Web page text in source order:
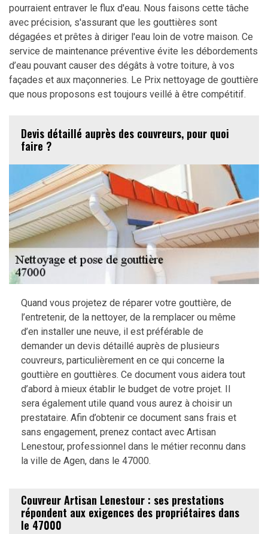
pourraient entraver le flux d'eau. Nous faisons cette tâche
avec précision, s'assurant que les gouttières sont
dégagées et prêtes à diriger l'eau loin de votre maison. Ce
service de maintenance préventive évite les débordements
d’eau pouvant causer des dégâts à votre toiture, à vos
façades et aux maçonneries. Le Prix nettoyage de gouttière
que nous proposons est toujours veillé à être compétitif.
Devis détaillé auprès des couvreurs, pour quoi
faire ?
Quand vous projetez de réparer votre gouttière, de
l’entretenir, de la nettoyer, de la remplacer ou même
d’en installer une neuve, il est préférable de
demander un devis détaillé auprès de plusieurs
couvreurs, particulièrement en ce qui concerne la
gouttière en gouttières. Ce document vous aidera tout
d’abord à mieux établir le budget de votre projet. Il
sera également utile quand vous aurez à choisir un
prestataire. Afin d’obtenir ce document sans frais et
sans engagement, prenez contact avec Artisan
Lenestour, professionnel dans le métier reconnu dans
la ville de Agen, dans le 47000.
Couvreur Artisan Lenestour : ses prestations
répondent aux exigences des propriétaires dans
le 47000